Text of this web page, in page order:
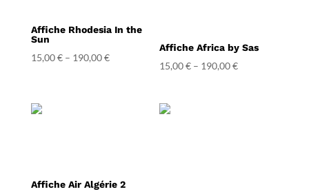
Affiche Rhodesia In the
Sun
15,00€– 190,00€
Affiche Africa by Sas
15,00€ – 190,00€
Affiche Air Algérie 2